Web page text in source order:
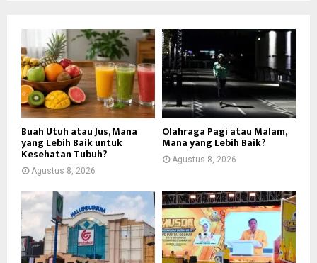
Buah Utuh atau Jus, Mana
yang Lebih Baik untuk
Kesehatan Tubuh?
Agustus 8, 2026
Olahraga Pagi atau Malam,
Mana yang Lebih Baik?
Agustus 8, 2026